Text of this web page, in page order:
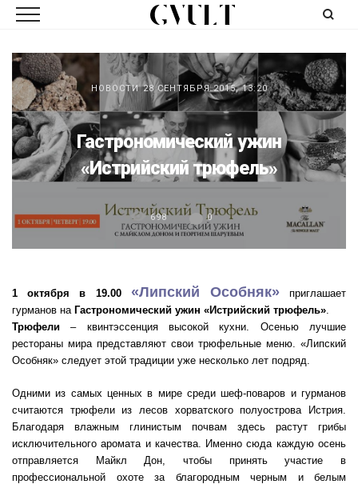
НОВОСТИ 28 СЕНТЯБРЯ 2015, 13:20
Гастрономический ужин
«Истрийский трюфель»
698 0
1 октября в 19.00 «Липский Особняк»приглашает
гурманов на Гастрономический ужин «Истрийский трюфель».
Трюфели – квинтэссенция высокой кухни. Осенью лучшие
рестораны мира представляют свои трюфельные меню. «Липский
Особняк» следует этой традиции уже несколько лет подряд.
Одними из самых ценных в мире среди шеф-поваров и гурманов
считаются трюфели из лесов хорватского полуострова Истрия.
Благодаря влажным глинистым почвам здесь растут грибы
исключительного аромата и качества. Именно сюда каждую осень
отправляется Майкл Дон, чтобы принять участие в
профессиональной охоте за благородным черным и белым